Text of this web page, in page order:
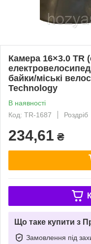
Камера 16×3.0 TR
байки/міські
Technology
В наявності
Код: TR-1687
Роздріб
234,61 ₴
Що таке купити з
Замовлення під